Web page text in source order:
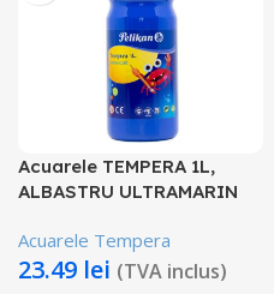
Acuarele TEMPERA 1L,
ALBASTRU ULTRAMARIN
Acuarele Tempera
23.49 lei (TVA inclus)